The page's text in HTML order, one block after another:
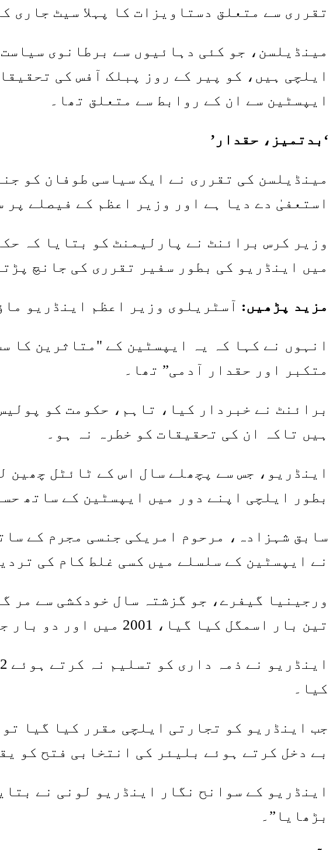
تقرری سے متعلق دستاویزات کا پہلا سیٹ جاری
مینڈیلسن، جو کئی دہائیوں سے برطانوی
ایلچی ہیں، کو پیر کے روز پبلک آفس کی
ایپسٹین سے ان کے روابط سے متعلق تھا۔
‘بدتمیز، حقدار’
مینڈیلسن کی تقرری نے ایک سیاسی طوفان کو
استعفیٰ دے دیا ہے اور وزیر اعظم کے فیصلے پر
میں اینڈریو کی بطور سفیر تقرری کی جانچ
مزید پڑھیں: آسٹریلوی وزیر اعظم اینڈریو
انہوں نے کہا کہ یہ ایپسٹین کے "متاثرین کا
متکبر اور حقدار آدمی” تھا۔
برائنٹ نے خبردار کیا، تاہم، حکومت کو
ہیں تاکہ ان کی تحقیقات کو خطرہ نہ ہو۔
اینڈریو، جس سے پچھلے سال اس کے ٹائٹل
بطور ایلچی اپنے دور میں ایپسٹین کے ساتھ
سابق شہزادہ، مرحوم امریکی جنسی مجرم کے
نے ایپسٹین کے سلسلے میں کسی غلط کام کی
ورجینیا گیفرے، جو گزشتہ سال خودکشی سے مر
تین بار اسمگل کیا گیا، 2001 میں اور دو بار جب وہ 17 سال کی تھیں۔
کیا۔
جب اینڈریو کو تجارتی ایلچی مقرر کیا گیا
بے دخل کرتے ہوئے بلیئر کی انتخابی فتح کو
اینڈریو کے سوانح نگار اینڈریو لونی نے
بڑھایا”۔